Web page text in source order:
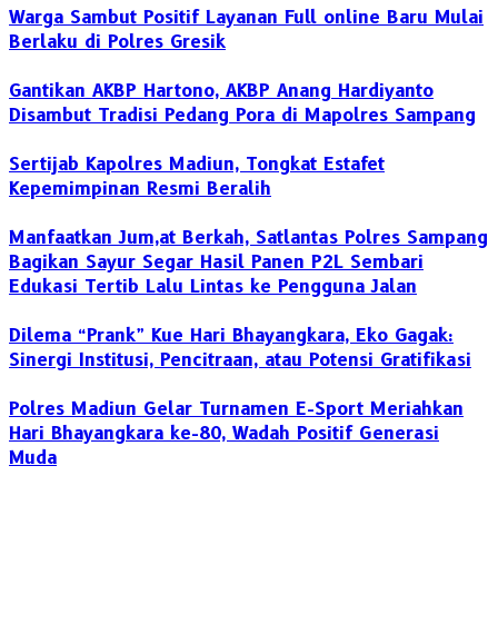
Warga Sambut Positif Layanan Full online Baru Mulai
Berlaku di Polres Gresik
Gantikan AKBP Hartono, AKBP Anang Hardiyanto
Disambut Tradisi Pedang Pora di Mapolres Sampang
Sertijab Kapolres Madiun, Tongkat Estafet
Kepemimpinan Resmi Beralih
Manfaatkan Jum,at Berkah, Satlantas Polres Sampang
Bagikan Sayur Segar Hasil Panen P2L Sembari
Edukasi Tertib Lalu Lintas ke Pengguna Jalan
Dilema “Prank” Kue Hari Bhayangkara, Eko Gagak:
Sinergi Institusi, Pencitraan, atau Potensi Gratifikasi
Polres Madiun Gelar Turnamen E-Sport Meriahkan
Hari Bhayangkara ke-80, Wadah Positif Generasi
Muda